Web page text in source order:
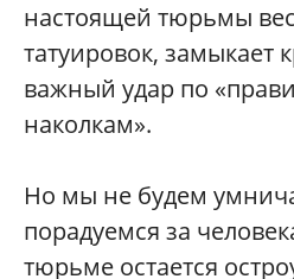
настоящей тюрьмы
татуировок, замыкает
важный удар по
наколкам».
Но мы не будем
порадуемся за
тюрьме остается